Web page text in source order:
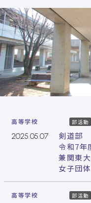
高等学校 部活動
2025.05.07
剣道部
令和7年
兼関東
女子団
高等学校 部活動